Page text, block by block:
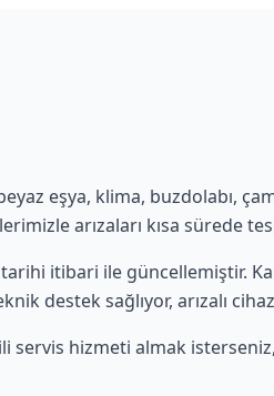
eşya, klima, buzdolabı,
arızaları kısa sürede
itibari ile güncellemiştir.
destek sağlıyor, arızalı
servis hizmeti almak